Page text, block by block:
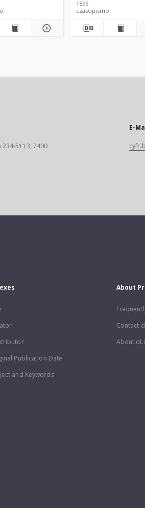
1896
czasopismo
234-5113, 7400
E-
Publication Date
and Keywords
About
Contact
About